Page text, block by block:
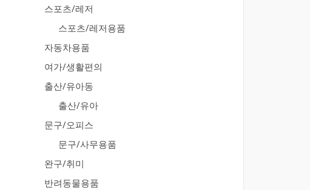
스포츠/레저
스포츠/레저용품
자동차용품
여가/생활편의
출산/유아동
출산/유아
문구/오피스
문구/사무용품
완구/취미
반려동물용품